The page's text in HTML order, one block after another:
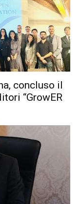
concluso il
“GrowER